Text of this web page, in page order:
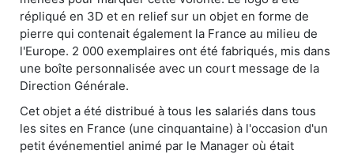
répliqué en 3D et en relief sur un objet en forme de
pierre qui contenait également la France au milieu de
l'Europe. 2 000 exemplaires ont été fabriqués, mis dans
une boîte personnalisée avec un court message de la
Direction Générale.
Cet objet a été distribué à tous les salariés dans tous
les sites en France (une cinquantaine) à l'occasion d'un
petit événementiel animé par le Manager où était